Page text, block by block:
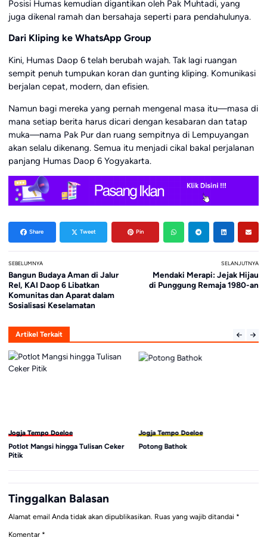
Posisi Humas kemudian digantikan oleh Pak Muhtadi, yang
juga dikenal ramah dan bersahaja seperti para pendahulunya.
Dari Kliping ke WhatsApp Group
Kini, Humas Daop 6 telah berubah wajah. Tak lagi ruangan
sempit penuh tumpukan koran dan gunting kliping. Komunikasi
berjalan cepat, modern, dan efisien.
Namun bagi mereka yang pernah mengenal masa itu—masa di
mana setiap berita harus dicari dengan kesabaran dan tatap
muka—nama Pak Pur dan ruang sempitnya di Lempuyangan
akan selalu dikenang. Semua itu menjadi cikal bakal perjalanan
panjang Humas Daop 6 Yogyakarta.
Share Tweet Pin
SEBELUMNYA
Bangun Budaya Aman di Jalur
Rel, KAI Daop 6 Libatkan
Komunitas dan Aparat dalam
Sosialisasi Keselamatan
SELANJUTNYA
Mendaki Merapi: Jejak Hijau
di Punggung Remaja 1980-an
Artikel Terkait
Jogja Tempo Doeloe
Potlot Mangsi hingga Tulisan Ceker
Pitik
Jogja Tempo Doeloe
Potong Bathok
Tinggalkan Balasan
Alamat email Anda tidak akan dipublikasikan. Ruas yang wajib ditandai *
Komentar *